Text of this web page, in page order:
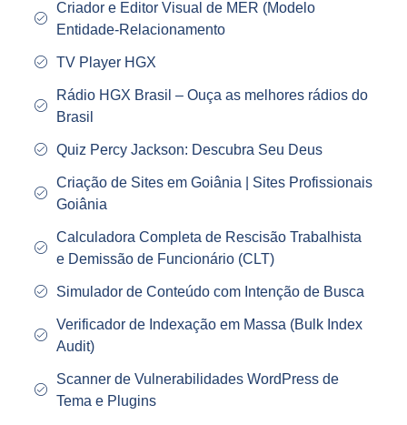
Criador e Editor Visual de MER (Modelo
Entidade‑Relacionamento
TV Player HGX
Rádio HGX Brasil – Ouça as melhores rádios do
Brasil
Quiz Percy Jackson: Descubra Seu Deus
Criação de Sites em Goiânia | Sites Profissionais
Goiânia
Calculadora Completa de Rescisão Trabalhista
e Demissão de Funcionário (CLT)
Simulador de Conteúdo com Intenção de Busca
Verificador de Indexação em Massa (Bulk Index
Audit)
Scanner de Vulnerabilidades WordPress de
Tema e Plugins